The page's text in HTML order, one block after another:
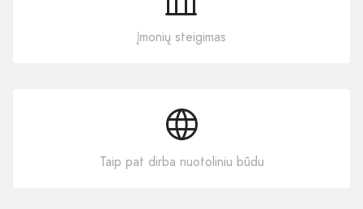
Įmonių steigimas
Taip pat dirba nuotoliniu būdu